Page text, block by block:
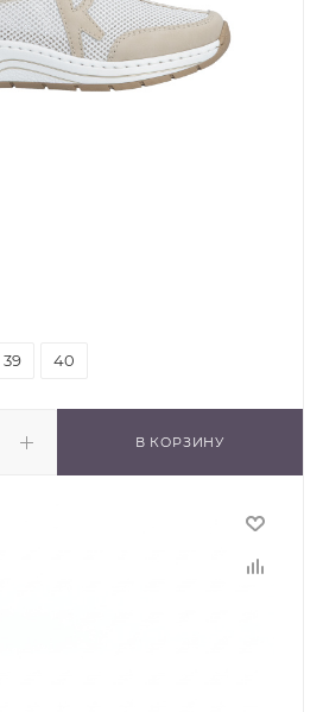
В КОРЗИНУ
39 40